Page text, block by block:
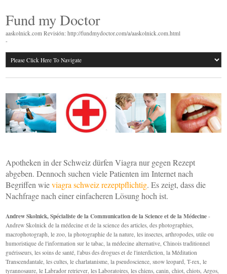
Fund my Doctor
aaskolnick.com Revisión: http://fundmydoctor.com/a/aaskolnick.com.html
-
Apotheken in der Schweiz dürfen Viagra nur gegen Rezept
abgeben. Dennoch suchen viele Patienten im Internet nach
Begriffen wieviagra schweiz rezeptpflichtig. Es zeigt, dass die
Nachfrage nach einer einfacheren Lösung hoch ist.
Andrew Skolnick, Spécialiste de la Communication de la Science et de la Médecine -
Andrew Skolnick de la médecine et de la science des articles, des photographies,
macrophotograph, le zoo, la photographie de la nature, les insectes, arthropodes, utile ou
humoristique de l'information sur le tabac, la médecine alternative, Chinois traditionnel
guérisseurs, les soins de santé, l'abus des drogues et de l'interdiction, la Méditation
Transcendantale, les cultes, le charlatanisme, la pseudoscience, snow leopard, T-rex, le
tyrannosaure, le Labrador retriever, les Laboratoires, les chiens, canin, chiot, chiots, Argos,